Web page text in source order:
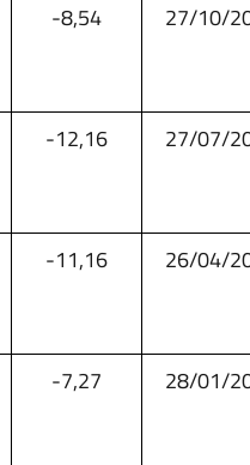
-8,54 27/10/
-12,16 27/07/
-11,16 26/04/
-7,27 28/01/